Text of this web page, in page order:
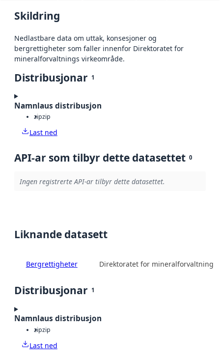
Skildring
Nedlastbare data om uttak, konsesjoner og
bergrettigheter som faller innenfor Direktoratet for
mineralforvaltnings virkeområde.
Distribusjonar 1
Namnlaus distribusjon
zipzip
Last ned
API-ar som tilbyr dette datasettet 0
Ingen registrerte API-ar tilbyr dette datasettet.
Liknande datasett
Bergrettigheter Direktoratet for mineralforvaltning
Distribusjonar 1
Namnlaus distribusjon
zipzip
Last ned